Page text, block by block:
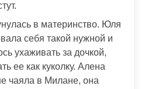
в материнство. Юля
себя такой нужной и
ухаживать за дочкой,
ее как куколку. Алена
чаяла в Милане, она